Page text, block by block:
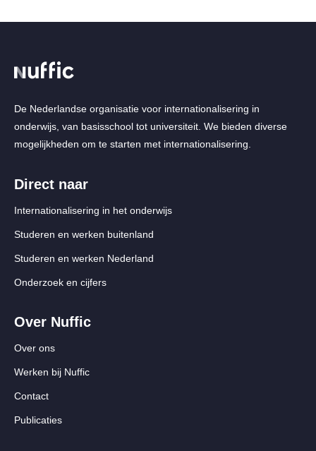
De Nederlandse organisatie voor internationalisering in
onderwijs, van basisschool tot universiteit. We bieden diverse
mogelijkheden om te starten met internationalisering.
Direct naar
Internationalisering in het onderwijs
Studeren en werken buitenland
Studeren en werken Nederland
Onderzoek en cijfers
Over Nuffic
Over ons
Werken bij Nuffic
Contact
Publicaties